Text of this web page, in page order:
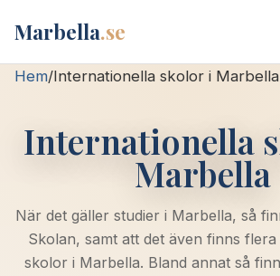
Marbella.se
Hem/Internationella skolor i Marbella
Internationella
Marbella
När det gäller studier i Marbella, så
Skolan, samt att det även finns
skolor i Marbella. Bland annat så